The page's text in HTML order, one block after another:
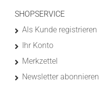
SHOPSERVICE
Als Kunde registrieren
Ihr Konto
Merkzettel
Newsletter abonnieren